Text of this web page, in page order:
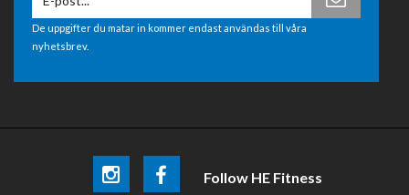
De uppgifter du matar in kommer endast användas till våra
nyhetsbrev.
Follow HE Fitness